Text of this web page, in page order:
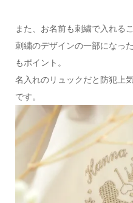
また、お名前も刺繍で入れる
刺繍のデザインの一部になっ
もポイント。
名入れのリュックだと防犯上
です。